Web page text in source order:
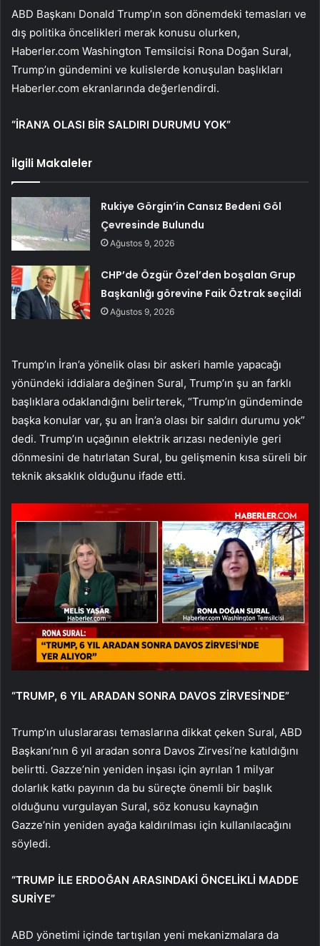
ABD Başkanı Donald Trump’ın son dönemdeki temasları ve
dış politika öncelikleri merak konusu olurken,
Haberler.com Washington Temsilcisi Rona Doğan Sural,
Trump’ın gündemini ve kulislerde konuşulan başlıkları
Haberler.com ekranlarında değerlendirdi.
“İRAN’A OLASI BİR SALDIRI DURUMU YOK”
İlgili Makaleler
Rukiye Görgin’in Cansız Bedeni Göl
Çevresinde Bulundu
Ağustos 9, 2026
CHP’de Özgür Özel’den boşalan Grup
Başkanlığı görevine Faik Öztrak seçildi
Ağustos 9, 2026
Trump’ın İran’a yönelik olası bir askeri hamle yapacağı
yönündeki iddialara değinen Sural, Trump’ın şu an farklı
başlıklara odaklandığını belirterek, “Trump’ın gündeminde
başka konular var, şu an İran’a olası bir saldırı durumu yok”
dedi. Trump’ın uçağının elektrik arızası nedeniyle geri
dönmesini de hatırlatan Sural, bu gelişmenin kısa süreli bir
teknik aksaklık olduğunu ifade etti.
“TRUMP, 6 YIL ARADAN SONRA DAVOS ZİRVESİ’NDE”
Trump’ın uluslararası temaslarına dikkat çeken Sural, ABD
Başkanı’nın 6 yıl aradan sonra Davos Zirvesi’ne katıldığını
belirtti. Gazze’nin yeniden inşası için ayrılan 1 milyar
dolarlık katkı payının da bu süreçte önemli bir başlık
olduğunu vurgulayan Sural, söz konusu kaynağın
Gazze’nin yeniden ayağa kaldırılması için kullanılacağını
söyledi.
“TRUMP İLE ERDOĞAN ARASINDAKİ ÖNCELİKLİ MADDE
SURİYE”
ABD yönetimi içinde tartışılan yeni mekanizmalara da